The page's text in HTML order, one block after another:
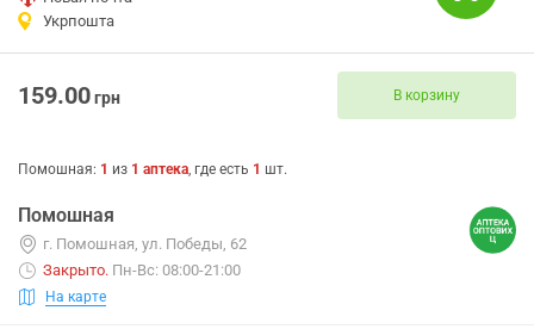
Укрпошта
159.00грн В корзину
Помошная: 1 из 1 аптека, где есть 1 шт.
Помошная
г. Помошная, ул. Победы, 62
Закрыто. Пн-Вс: 08:00-21:00
На карте